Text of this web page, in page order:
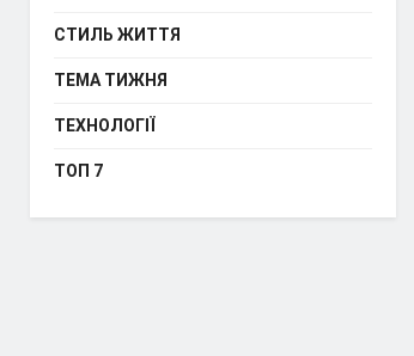
СТИЛЬ ЖИТТЯ
ТЕМА ТИЖНЯ
ТЕХНОЛОГІЇ
ТОП 7